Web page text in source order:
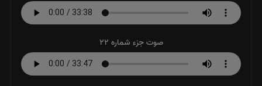
صوت جزء شماره 22